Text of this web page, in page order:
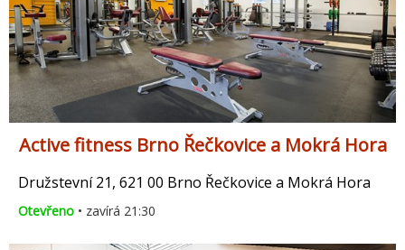
Active fitness Brno Řečkovice a Mokrá Hora
Družstevní 21, 621 00 Brno Řečkovice a Mokrá Hora
Otevřeno • zavírá 21:30